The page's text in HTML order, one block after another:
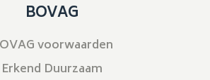
BOVAG
voorwaarden
Erkend Duurzaam